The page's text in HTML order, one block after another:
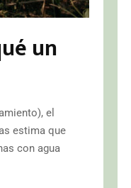
un
el
estima que
con agua